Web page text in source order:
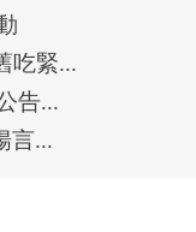
吃緊...
告...
言...